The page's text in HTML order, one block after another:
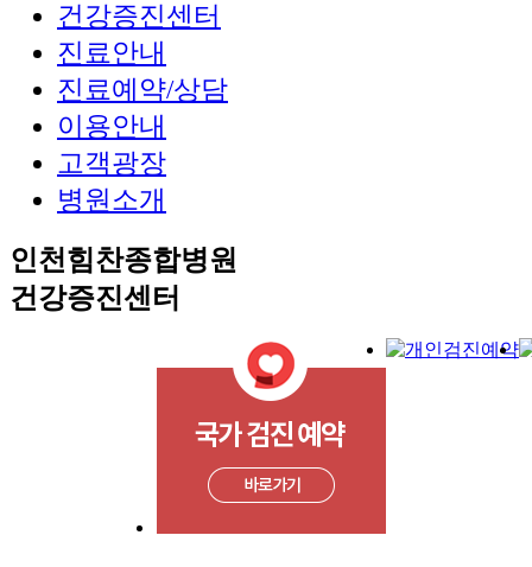
건강증진센터
진료안내
진료예약/상담
이용안내
고객광장
병원소개
인천힘찬종합병원
건강증진센터